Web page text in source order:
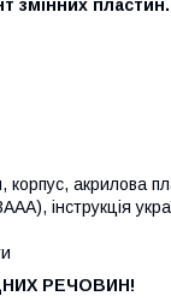
змінних
корпус,
інструкція
РЕЧОВИН!